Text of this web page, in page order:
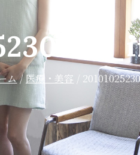
DEMA
オン・
デマン
ド）大
阪 京
都 神
ム 医療・美容